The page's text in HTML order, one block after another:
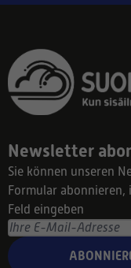
Newsletter
Sie können unseren
Formular abonnieren,
Feld eingeben